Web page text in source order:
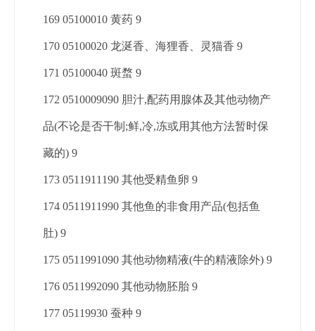
169 05100010 黄药 9
170 05100020 龙涎香、海狸香、灵猫香 9
171 05100040 斑蝥 9
172 0510009090 胆汁,配药用腺体及其他动物产
品(不论是否干制;鲜,冷,冻或用其他方法暂时保
藏的) 9
173 0511911190 其他受精鱼卵 9
174 0511911990 其他鱼的非食用产品(包括鱼
肚) 9
175 0511991090 其他动物精液(牛的精液除外) 9
176 0511992090 其他动物胚胎 9
177 05119930 蚕种 9